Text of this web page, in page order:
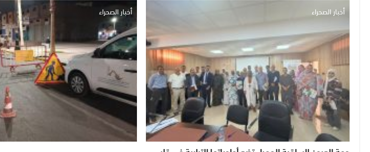
أخبار الصحراء أخبار الصحراء